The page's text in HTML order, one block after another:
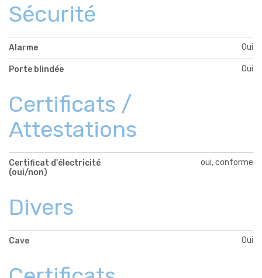
Sécurité
Alarme Oui
Porte blindée Oui
Certificats /
Attestations
Certificat d'électricité
(oui/non)
oui, conforme
Divers
Cave Oui